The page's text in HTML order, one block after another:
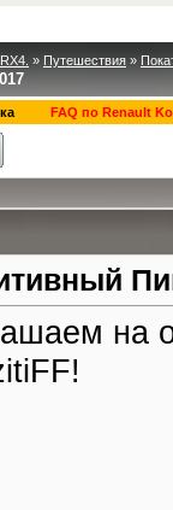
» Путешествия »
FAQ по Renault
на